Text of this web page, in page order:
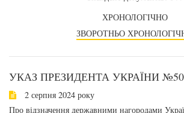
ХРОНОЛОГІЧНО
ЗВОРОТНЬО
УКАЗ ПРЕЗИДЕНТА УКРАЇНИ
2 серпня 2024 року
Про відзначення державними нагородами